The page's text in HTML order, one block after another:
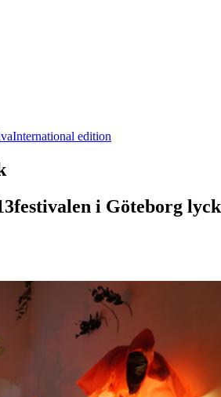
International edition
i Göteborg